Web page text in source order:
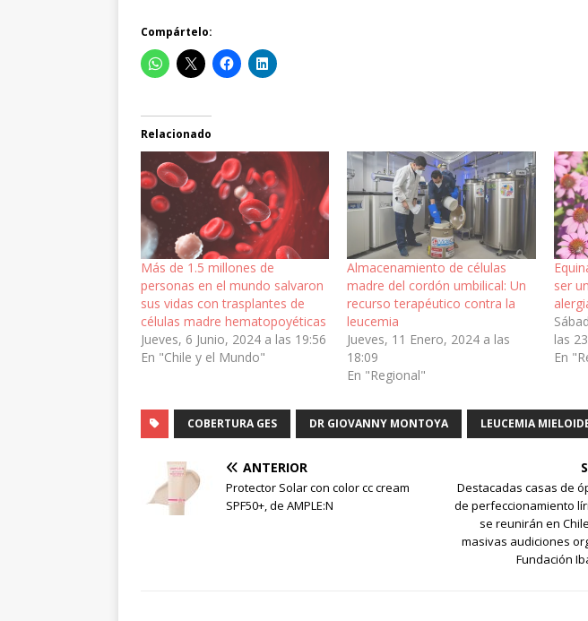
Compártelo:
Relacionado
Más de 1.5 millones de
personas en el mundo salvaron
sus vidas con trasplantes de
células madre hematopoyéticas
Jueves, 6 Junio, 2024 a las 19:56
En "Chile y el Mundo"
Almacenamiento de células
madre del cordón umbilical: Un
recurso terapéutico contra la
leucemia
Jueves, 11 Enero, 2024 a las
18:09
En "Regional"
ser
las
En
COBERTURA GES DR GIOVANNY MONTOYA LEUCEMIA
ANTERIOR
Protector Solar con color cc cream
SPF50+, de AMPLE:N
Destacadas casas de
de perfeccionamiento
se reunirán en
masivas audiciones
Fundación